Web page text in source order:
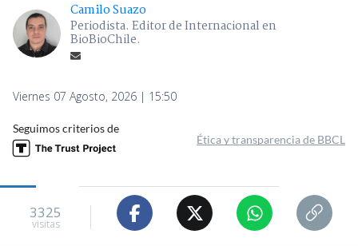
Camilo Suazo
Periodista. Editor de Internacional en
BioBioChile.
Viernes 07 Agosto, 2026 | 15:50
Seguimos criterios de
Ética y transparencia de BBCL
3325
visitas